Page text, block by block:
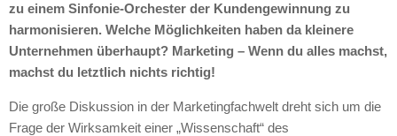
zu einem Sinfonie-Orchester der Kundengewinnung zu
harmonisieren. Welche Möglichkeiten haben da kleinere
Unternehmen überhaupt? Marketing – Wenn du alles machst,
machst du letztlich nichts richtig!
Die große Diskussion in der Marketingfachwelt dreht sich um die
Frage der Wirksamkeit einer „Wissenschaft“ des